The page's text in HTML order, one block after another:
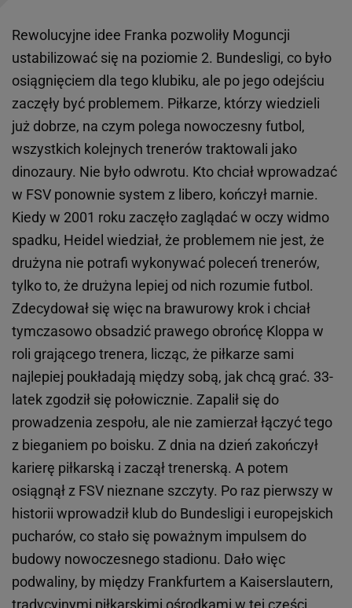
Rewolucyjne idee Franka pozwoliły Moguncji
ustabilizować się na poziomie 2. Bundesligi, co było
osiągnięciem dla tego klubiku, ale po jego odejściu
zaczęły być problemem. Piłkarze, którzy wiedzieli
już dobrze, na czym polega nowoczesny futbol,
wszystkich kolejnych trenerów traktowali jako
dinozaury. Nie było odwrotu. Kto chciał wprowadzać
w FSV ponownie system z libero, kończył marnie.
Kiedy w 2001 roku zaczęło zaglądać w oczy widmo
spadku, Heidel wiedział, że problemem nie jest, że
drużyna nie potrafi wykonywać poleceń trenerów,
tylko to, że drużyna lepiej od nich rozumie futbol.
Zdecydował się więc na brawurowy krok i chciał
tymczasowo obsadzić prawego obrońcę Kloppa w
roli grającego trenera, licząc, że piłkarze sami
najlepiej poukładają między sobą, jak chcą grać. 33-
latek zgodził się połowicznie. Zapalił się do
prowadzenia zespołu, ale nie zamierzał łączyć tego
z bieganiem po boisku. Z dnia na dzień zakończył
karierę piłkarską i zaczął trenerską. A potem
osiągnął z FSV nieznane szczyty. Po raz pierwszy w
historii wprowadził klub do Bundesligi i europejskich
pucharów, co stało się poważnym impulsem do
budowy nowoczesnego stadionu. Dało więc
podwaliny, by między Frankfurtem a Kaiserslautern,
tradycyjnymi piłkarskimi ośrodkami w tej części